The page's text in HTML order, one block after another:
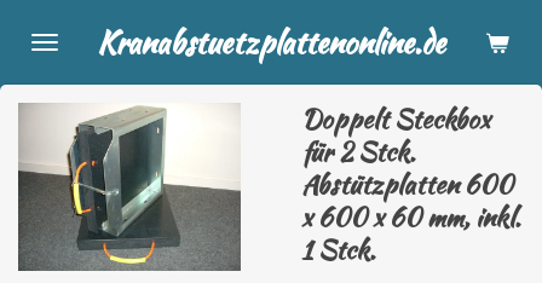
Hauptinhalt
springen
Kranabstuetzplattenonline.de
Doppelt Steckbox
für 2 Stck.
Abstützplatten 600
x 600 x 60 mm, inkl.
1 Stck.